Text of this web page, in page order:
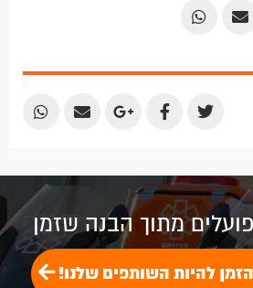
Share
Email
Share
Email
Share
Share
Share
Share
Share
פועלים מתוך הבנה שזמן
להיות השותפים שלנו!